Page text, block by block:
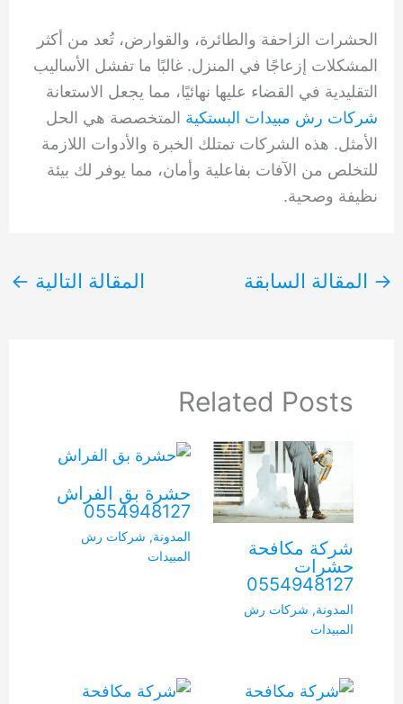
الحشرات الزاحفة والطائرة، والقوارض، تُعد من أكثر
المشكلات إزعاجًا في المنزل. غالبًا ما تفشل الأساليب
التقليدية في القضاء عليها نهائيًا، مما يجعل الاستعانة
شركات رش مبيدات البستكية المتخصصة هي الحل
الأمثل. هذه الشركات تمتلك الخبرة والأدوات اللازمة
للتخلص من الآفات بفاعلية وأمان، مما يوفر لك بيئة
نظيفة وصحية.
→ المقالة السابقة المقالة التالية ←
Related Posts
شركة مكافحة
حشرات
0554948127
المدونة, شركات رش
المبيدات
حشرة بق الفراش
0554948127
المدونة, شركات رش
المبيدات